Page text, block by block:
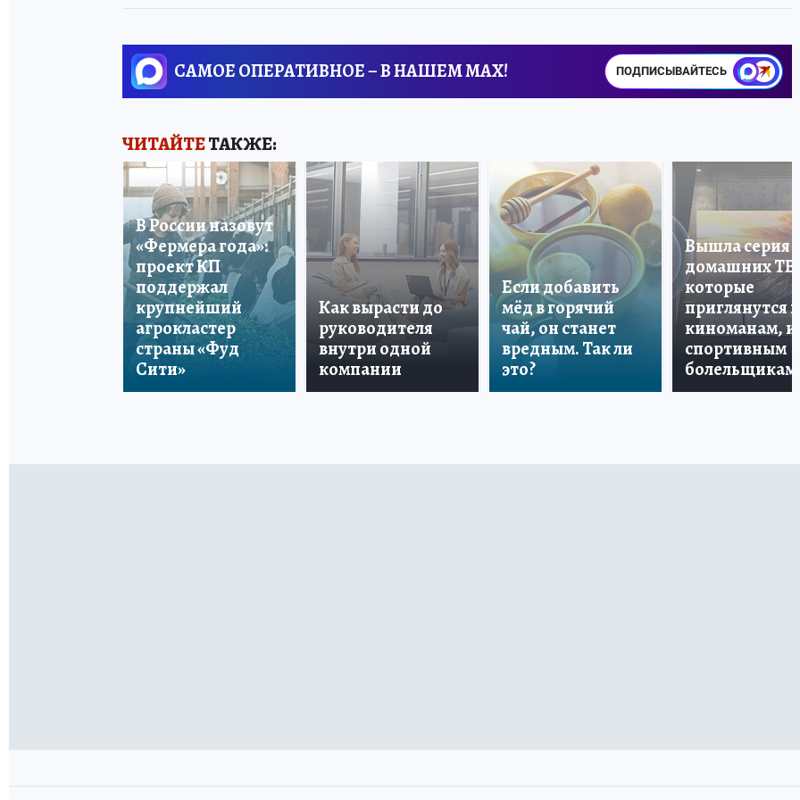
САМОЕ ОПЕРАТИВНОЕ – В НАШЕМ MAX! ПОДПИСЫВАЙТЕСЬ
ЧИТАЙТЕТАКЖЕ:
В России назовут
«Фермера года»:
проект КП
поддержал
крупнейший
агрокластер
страны «Фуд
Сити»
Как вырасти до
руководителя
внутри одной
компании
Если добавить
мёд в горячий
чай, он станет
вредным. Так ли
это?
Вышла серия
домашних ТВ,
которые
приглянутся и
киноманам, и
спортивным
болельщикам